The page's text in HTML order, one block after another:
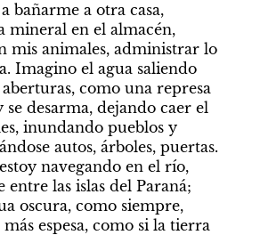
bañarme a otra casa,
mineral en el almacén,
mis animales, administrar lo
Imagino el agua saliendo
como una represa
se desarma, dejando caer el
inundando pueblos y
autos, árboles, puertas.
navegando en el río,
entre las islas del Paraná;
oscura, como siempre,
espesa, como si la tierra